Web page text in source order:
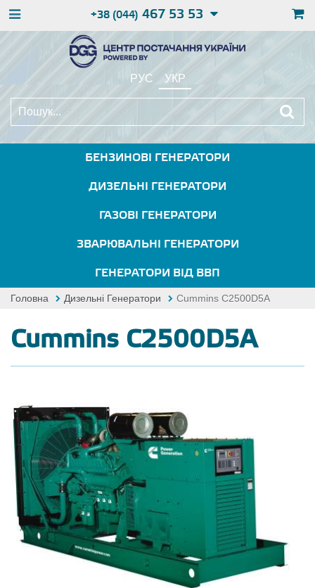
+38 (044) 467 53 53
РУС УКР
БЕНЗИНОВІ ГЕНЕРАТОРИ
ДИЗЕЛЬНІ ГЕНЕРАТОРИ
ГАЗОВІ ГЕНЕРАТОРИ
ЗВАРЮВАЛЬНІ ГЕНЕРАТОРИ
ГЕНЕРАТОРИ ВІД ВВП
Головна Дизельні Генератори Cummins C2500D5A
Cummins C2500D5A